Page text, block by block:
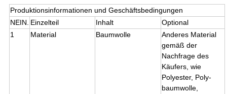
Produktionsinformationen und Geschäftsbedingungen
NEIN. Einzelteil Inhalt
Optional
1
Material Baumwolle
Anderes Material
gemäß der
Nachfrage des
Käufers, wie
Polyester, Poly-
baumwolle,